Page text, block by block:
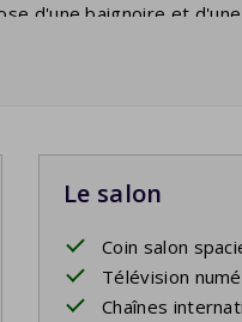
d'une baignoire et
d'une
Le salon
Coin salon
Télévision
Chaînes